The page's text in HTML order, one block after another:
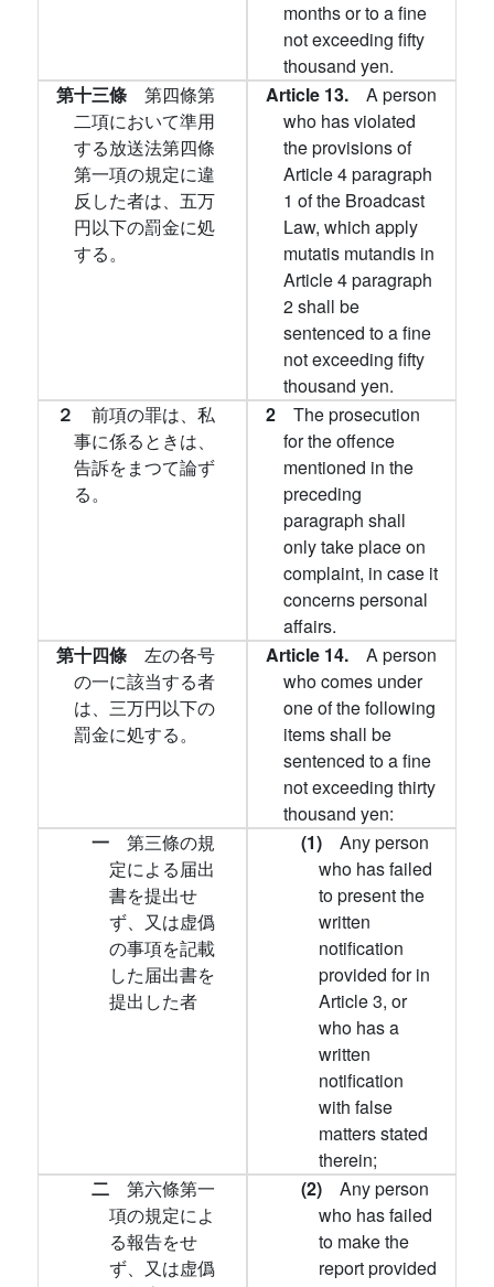
months or to a fine
not exceeding fifty
thousand yen.
第十三條 第四條第
二項において準用
する放送法第四條
第一項の規定に違
反した者は、五万
円以下の罰金に処
する。
Article 13. A person
who has violated
the provisions of
Article 4 paragraph
1 of the Broadcast
Law, which apply
mutatis mutandis in
Article 4 paragraph
2 shall be
sentenced to a fine
not exceeding fifty
thousand yen.
２ 前項の罪は、私
事に係るときは、
告訴をまつて論ず
る。
2 The prosecution
for the offence
mentioned in the
preceding
paragraph shall
only take place on
complaint, in case it
concerns personal
affairs.
第十四條 左の各号
の一に該当する者
は、三万円以下の
罰金に処する。
Article 14. A person
who comes under
one of the following
items shall be
sentenced to a fine
not exceeding thirty
thousand yen:
一 第三條の規
定による届出
書を提出せ
ず、又は虚僞
の事項を記載
した届出書を
提出した者
(1) Any person
who has failed
to present the
written
notification
provided for in
Article 3, or
who has a
written
notification
with false
matters stated
therein;
二 第六條第一
項の規定によ
る報告をせ
ず、又は虚僞
(2) Any person
who has failed
to make the
report provided